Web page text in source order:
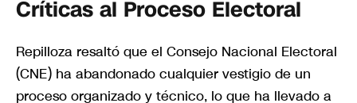
Críticas al Proceso Electoral
Repilloza resaltó que el Consejo Nacional Electoral
(CNE) ha abandonado cualquier vestigio de un
proceso organizado y técnico, lo que ha llevado a